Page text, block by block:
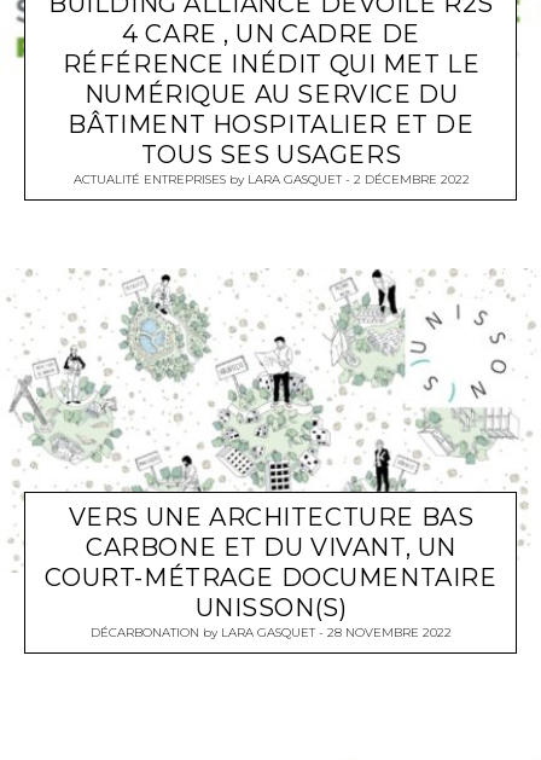
4 CARE , UN CADRE DE
RÉFÉRENCE INÉDIT QUI MET LE
NUMÉRIQUE AU SERVICE DU
BÂTIMENT HOSPITALIER ET DE
TOUS SES USAGERS
ACTUALITÉ ENTREPRISESby LARA GASQUET 2 DÉCEMBRE 2022
VERS UNE ARCHITECTURE BAS
CARBONE ET DU VIVANT, UN
COURT-MÉTRAGE DOCUMENTAIRE
UNISSON(S)
DÉCARBONATION by LARA GASQUET 28 NOVEMBRE 2022